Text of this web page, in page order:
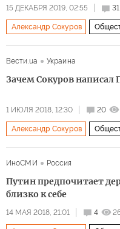
15 ДЕКАБРЯ 2019, 02:55 31
Александр Сокуров
Вести.ua
Украина
Зачем Сокуров написал
1 ИЮЛЯ 2018, 12:30 20
Александр Сокуров
ИноСМИ
Россия
Путин предпочитает
близко к себе
14 МАЯ 2018, 21:01 4